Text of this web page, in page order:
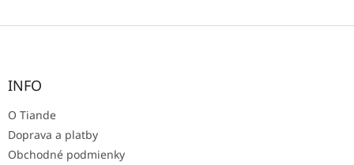
Z
INFO
O Tiande
Doprava a platby
Obchodné podmienky